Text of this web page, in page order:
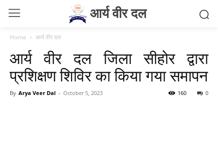
आर्य वीर दल
Home आर्य वीर दल
आर्य वीर दल जिला सीहोर द्वारा
प्रशिक्षण शिविर का किया गया समापन
By Arya Veer Dal - October 5, 2023 0
160